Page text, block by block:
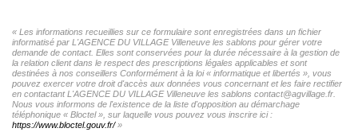
« Les informations recueillies sur ce formulaire sont enregistrées dans un fichier
informatisé par L'AGENCE DU VILLAGE Villeneuve les sablons pour gérer votre
demande de contact. Elles sont conservées pour la durée nécessaire à la gestion de
la relation client dans le respect des prescriptions légales applicables et sont
destinées à nos conseillers Conformément à la loi « informatique et libertés », vous
pouvez exercer votre droit d'accès aux données vous concernant et les faire rectifier
en contactant L'AGENCE DU VILLAGE Villeneuve les sablons contact@agvillage.fr.
Nous vous informons de l'existence de la liste d'opposition au démarchage
téléphonique « Bloctel », sur laquelle vous pouvez vous inscrire ici :
https://www.bloctel.gouv.fr/»